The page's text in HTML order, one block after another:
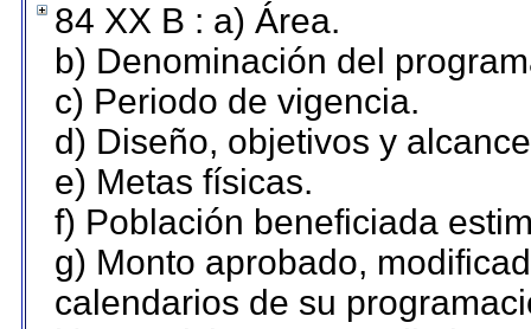
84 XX B : a) Área.
b) Denominación del
c) Periodo de vigencia.
d) Diseño, objetivos y
e) Metas físicas.
f) Población beneficiada
g) Monto aprobado,
calendarios de su